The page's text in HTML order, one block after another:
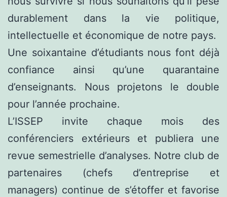
durablement dans la vie politique,
intellectuelle et économique de notre pays.
Une soixantaine d’étudiants nous font déjà
confiance ainsi qu’une quarantaine
d’enseignants. Nous projetons le double
pour l’année prochaine.
L’ISSEP invite chaque mois des
conférenciers extérieurs et publiera une
revue semestrielle d’analyses. Notre club de
partenaires (chefs d’entreprise et
managers) continue de s’étoffer et favorise